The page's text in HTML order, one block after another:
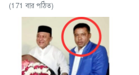
(171 বার পঠিত)